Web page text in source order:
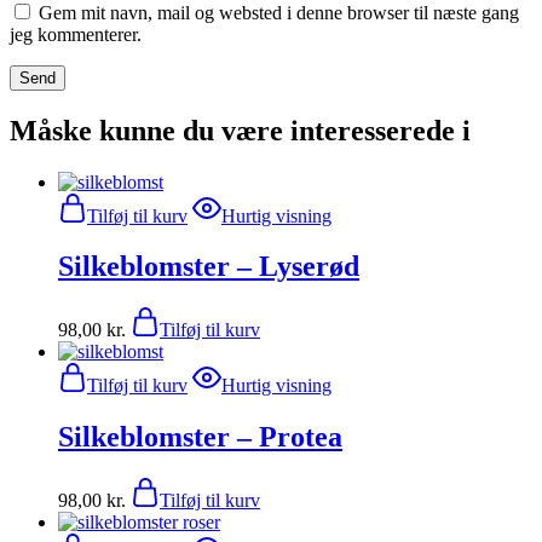
Gem mit navn, mail og websted i denne browser til næste gang
jeg kommenterer.
Måske kunne du være interesserede i
Tilføj til kurv Hurtig visning
Silkeblomster – Lyserød
98,00 kr. Tilføj til kurv
Tilføj til kurv Hurtig visning
Silkeblomster – Protea
98,00 kr. Tilføj til kurv